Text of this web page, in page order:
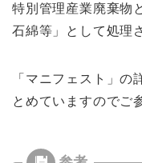
特別管理産業廃棄物
石綿等」として処理
「マニフェスト」の
とめていますのでご